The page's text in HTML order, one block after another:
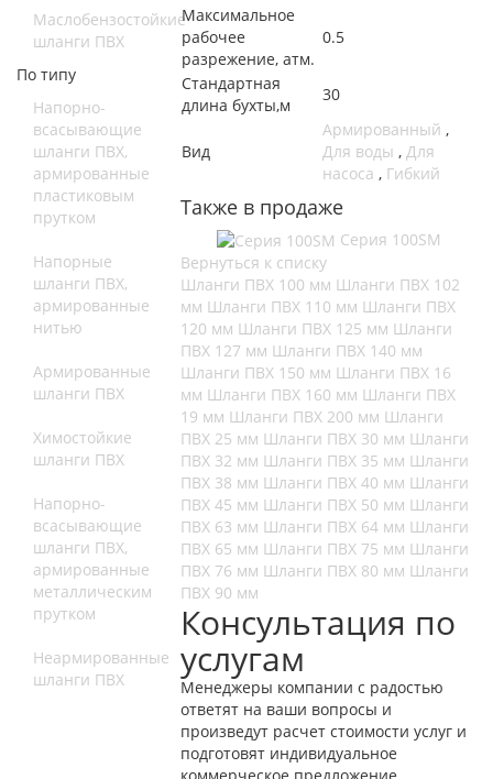
Маслобензостойкие
шланги ПВХ
По типу
Напорно-
всасывающие
шланги ПВХ,
армированные
пластиковым
прутком
Напорные
шланги ПВХ,
армированные
нитью
Армированные
шланги ПВХ
Химостойкие
шланги ПВХ
Напорно-
всасывающие
шланги ПВХ,
армированные
металлическим
прутком
Неармированные
шланги ПВХ
Максимальное
рабочее
разрежение, атм.
0.5
Стандартная
длина бухты,м
30
Вид
Армированный ,
Для воды ,Для
насоса , Гибкий
Также в продаже
Серия 100SM
Вернуться к списку
Шланги ПВХ 100 мм Шланги ПВХ 102
мм Шланги ПВХ 110 мм Шланги ПВХ
120 мм Шланги ПВХ 125 мм Шланги
ПВХ 127 мм Шланги ПВХ 140 мм
Шланги ПВХ 150 мм Шланги ПВХ 16
мм Шланги ПВХ 160 мм Шланги ПВХ
19 мм Шланги ПВХ 200 мм Шланги
ПВХ 25 мм Шланги ПВХ 30 мм Шланги
ПВХ 32 мм Шланги ПВХ 35 мм Шланги
ПВХ 38 мм Шланги ПВХ 40 мм Шланги
ПВХ 45 мм Шланги ПВХ 50 мм Шланги
ПВХ 63 мм Шланги ПВХ 64 мм Шланги
ПВХ 65 мм Шланги ПВХ 75 мм Шланги
ПВХ 76 мм Шланги ПВХ 80 мм Шланги
ПВХ 90 мм
Консультация по
услугам
Менеджеры компании с радостью
ответят на ваши вопросы и
произведут расчет стоимости услуг и
подготовят индивидуальное